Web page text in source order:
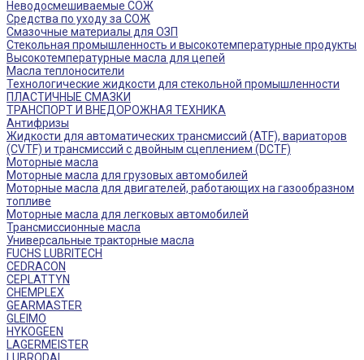
Неводосмешиваемые СОЖ
Средства по уходу за СОЖ
Смазочные материалы для ОЗП
Стекольная промышленность и высокотемпературные продукты
Высокотемпературные масла для цепей
Масла теплоносители
Технологические жидкости для стекольной промышленности
ПЛАСТИЧНЫЕ СМАЗКИ
ТРАНСПОРТ И ВНЕДОРОЖНАЯ ТЕХНИКА
Антифризы
Жидкости для автоматических трансмиссий (ATF), вариаторов
(CVTF) и трансмиссий с двойным сцеплением (DCTF)
Моторные масла
Моторные масла для грузовых автомобилей
Моторные масла для двигателей, работающих на газообразном
топливе
Моторные масла для легковых автомобилей
Трансмиссионные масла
Универсальные тракторные масла
FUCHS LUBRITECH
CEDRACON
CEPLATTYN
CHEMPLEX
GEARMASTER
GLEIMO
HYKOGEEN
LAGERMEISTER